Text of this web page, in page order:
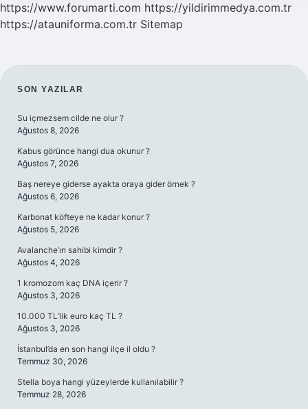
https://www.forumarti.com https://yildirimmedya.com.tr
https://atauniforma.com.tr Sitemap
SIDEBAR
SON YAZILAR
Su içmezsem cilde ne olur ?
Ağustos 8, 2026
Kabus görünce hangi dua okunur ?
Ağustos 7, 2026
Baş nereye giderse ayakta oraya gider örnek ?
Ağustos 6, 2026
Karbonat köfteye ne kadar konur ?
Ağustos 5, 2026
Avalanche’ın sahibi kimdir ?
Ağustos 4, 2026
1 kromozom kaç DNA içerir ?
Ağustos 3, 2026
10.000 TL’lik euro kaç TL ?
Ağustos 3, 2026
İstanbul’da en son hangi ilçe il oldu ?
Temmuz 30, 2026
Stella boya hangi yüzeylerde kullanılabilir ?
Temmuz 28, 2026